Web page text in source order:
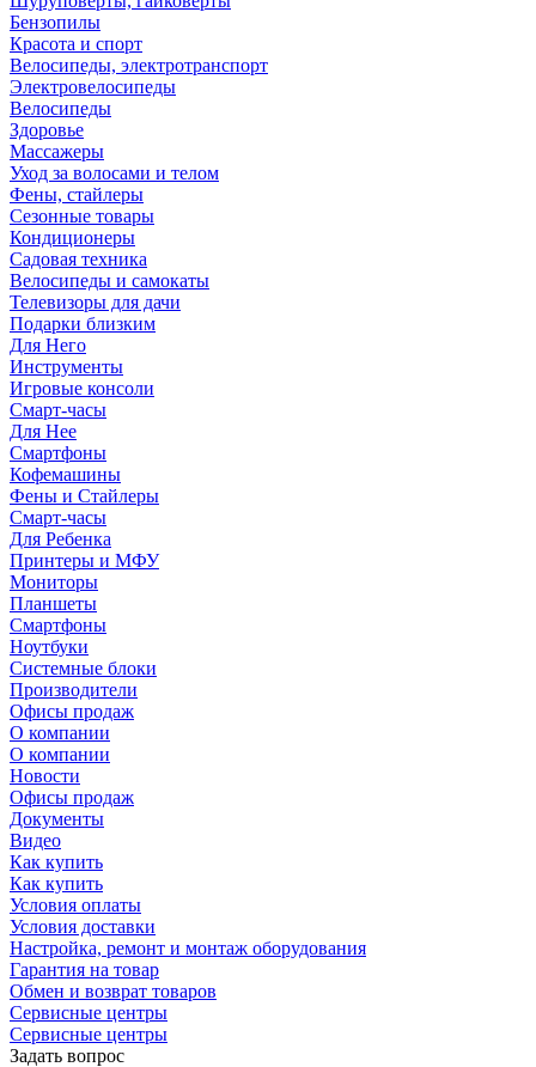
Бензопилы
Красота и спорт
Велосипеды, электротранспорт
Электровелосипеды
Велосипеды
Здоровье
Массажеры
Уход за волосами и телом
Фены, стайлеры
Сезонные товары
Кондиционеры
Садовая техника
Велосипеды и самокаты
Телевизоры для дачи
Подарки близким
Для Него
Инструменты
Игровые консоли
Смарт-часы
Для Нее
Смартфоны
Кофемашины
Фены и Стайлеры
Смарт-часы
Для Ребенка
Принтеры и МФУ
Мониторы
Планшеты
Смартфоны
Ноутбуки
Системные блоки
Производители
Офисы продаж
О компании
О компании
Новости
Офисы продаж
Документы
Видео
Как купить
Как купить
Условия оплаты
Условия доставки
Настройка, ремонт и монтаж оборудования
Гарантия на товар
Обмен и возврат товаров
Сервисные центры
Сервисные центры
Задать вопрос